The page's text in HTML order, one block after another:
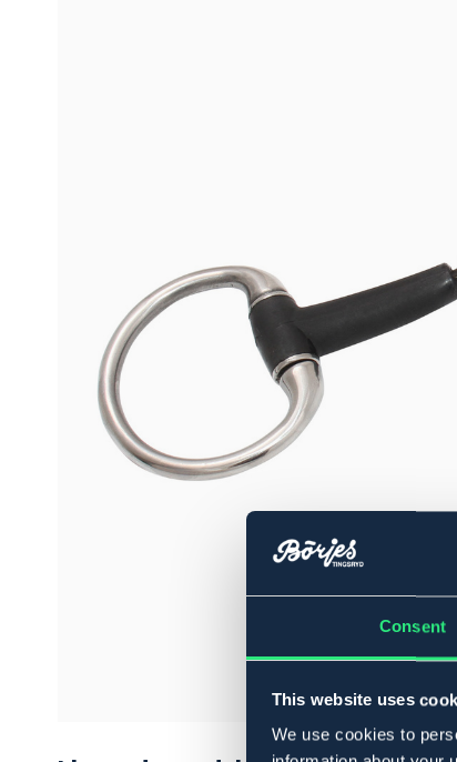
Consent
This website uses
We use cookies to